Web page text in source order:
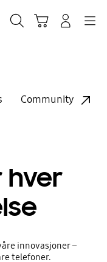
Community
hver
innovasjoner –
telefoner.